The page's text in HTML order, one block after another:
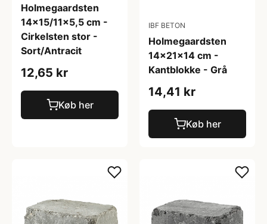
Holmegaardsten
14x15/11x5,5 cm -
Cirkelsten stor -
Sort/Antracit
12,65 kr
Køb her
IBF BETON
Holmegaardsten
14x21x14 cm -
Kantblokke - Grå
14,41 kr
Køb her